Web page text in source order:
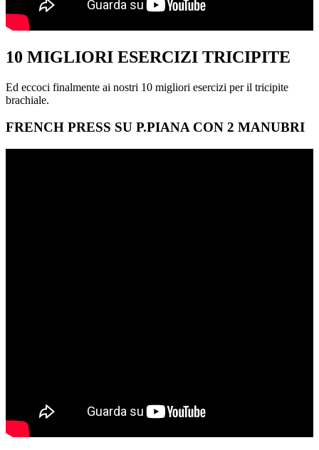
10 MIGLIORI ESERCIZI TRICIPITE
Ed eccoci finalmente ai nostri 10 migliori esercizi per il tricipite
brachiale.
FRENCH PRESS SU P.PIANA CON 2 MANUBRI